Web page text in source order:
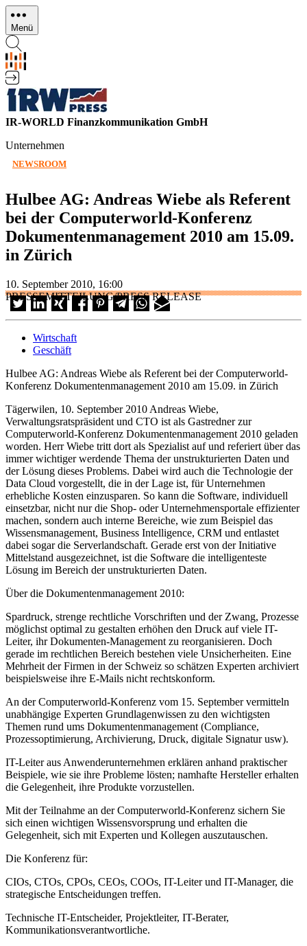
Direkt
zum
Inhalt
Menü
IR-WORLD Finanzkommunikation GmbH
Unternehmen
NEWSROOM
Hulbee AG: Andreas Wiebe als Referent
bei der Computerworld-Konferenz
Dokumentenmanagement 2010 am 15.09.
in Zürich
10. September 2010, 16:00
PRESSEMITTEILUNG/PRESS RELEASE
Wirtschaft
Geschäft
Hulbee AG: Andreas Wiebe als Referent bei der Computerworld-
Konferenz Dokumentenmanagement 2010 am 15.09. in Zürich
Tägerwilen, 10. September 2010 Andreas Wiebe,
Verwaltungsratspräsident und CTO ist als Gastredner zur
Computerworld-Konferenz Dokumentenmanagement 2010 geladen
worden. Herr Wiebe tritt dort als Spezialist auf und referiert über das
immer wichtiger werdende Thema der unstrukturierten Daten und
der Lösung dieses Problems. Dabei wird auch die Technologie der
Data Cloud vorgestellt, die in der Lage ist, für Unternehmen
erhebliche Kosten einzusparen. So kann die Software, individuell
einsetzbar, nicht nur die Shop- oder Unternehmensportale effizienter
machen, sondern auch interne Bereiche, wie zum Beispiel das
Wissensmanagement, Business Intelligence, CRM und entlastet
dabei sogar die Serverlandschaft. Gerade erst von der Initiative
Mittelstand ausgezeichnet, ist die Software die intelligenteste
Lösung im Bereich der unstrukturierten Daten.
Über die Dokumentenmanagement 2010:
Spardruck, strenge rechtliche Vorschriften und der Zwang, Prozesse
möglichst optimal zu gestalten erhöhen den Druck auf viele IT-
Leiter, ihr Dokumenten-Management zu reorganisieren. Doch
gerade im rechtlichen Bereich bestehen viele Unsicherheiten. Eine
Mehrheit der Firmen in der Schweiz so schätzen Experten archiviert
beispielsweise ihre E-Mails nicht rechtskonform.
An der Computerworld-Konferenz vom 15. September vermitteln
unabhängige Experten Grundlagenwissen zu den wichtigsten
Themen rund ums Dokumentenmanagement (Compliance,
Prozessoptimierung, Archivierung, Druck, digitale Signatur usw).
IT-Leiter aus Anwenderunternehmen erklären anhand praktischer
Beispiele, wie sie ihre Probleme lösten; namhafte Hersteller erhalten
die Gelegenheit, ihre Produkte vorzustellen.
Mit der Teilnahme an der Computerworld-Konferenz sichern Sie
sich einen wichtigen Wissensvorsprung und erhalten die
Gelegenheit, sich mit Experten und Kollegen auszutauschen.
Die Konferenz für:
CIOs, CTOs, CPOs, CEOs, COOs, IT-Leiter und IT-Manager, die
strategische Entscheidungen treffen.
Technische IT-Entscheider, Projektleiter, IT-Berater,
Kommunikationsverantwortliche.